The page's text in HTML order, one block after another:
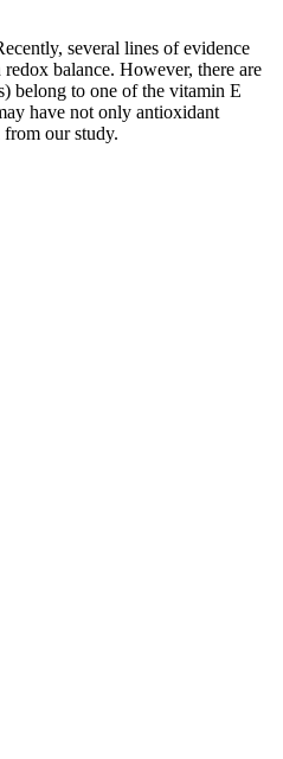
several lines of evidence
balance. However, there are
belong to one of the vitamin E
have not only antioxidant
our study.